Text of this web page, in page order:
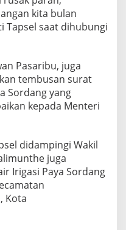
kita bulan
Tapsel saat dihubungi
Pasaribu, juga
tembusan surat
Sordang yang
kepada Menteri
didampingi Wakil
juga
Irigasi Paya Sordang
Kota